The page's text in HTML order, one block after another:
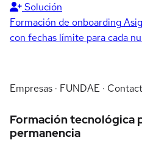
Solución
Formación de onboarding
con fechas límite para cada
Empresas · FUNDAE ·
Formación tecnológica
permanencia